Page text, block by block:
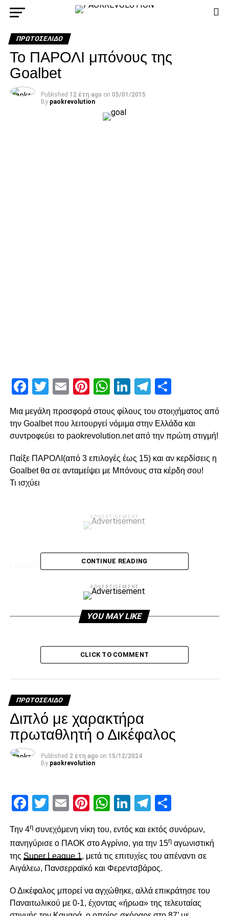
ΠΡΩΤΟΣΈΛΙΔΟ
Το ΠΑΡΟΛΙ μπόνους της
Goalbet
Published 12 έτη ago on 05/01/2015
By paokrevolution
Facebook
Twitter
EmailPinterest
WhatsApp
LinkedIn
Telegram
Μια μεγάλη προσφορά στους φίλους του στοιχήματος από
την Goalbet που λειτουργεί νόμιμα στην Ελλάδα και
συντροφεύει το paokrevolution.net από την πρώτη στιγμή!
Παίξε ΠΑΡΟΛΙ(από 3 επιλογές έως 15) και αν κερδίσεις η
Goalbet θα σε ανταμείψει με Μπόνους στα κέρδη σου!
Τι ισχύει
ADVERTISEMENT
• Ισχύει για όλες τις αθλητικές διοργανώσεις.
• Από 3 έως 15 επιλογές.
• ΔΕΝ υπάρχει ελάχιστη απόδοση.
συστήματα/ζητούμενα.
ADVERTISEMENT
• Αν έστω και μία επιλογή αναβληφεί/ακυρωθεί ή το
αποτέλεσμα είναι μονάδα, τότε η προσφορά παύει να
ισχύει.
(Παράδειγμα: Αν παιχτούν 14 αγώνες(Δεκατετραδες –
44%)
Ποσοστά Ανταμοιβής Μπόνους
Τριάδες 1%
Τετράδες 2%
Πεντάδες 4%
Εξάδες 9%
Εφτάδες 14%
Οχτάδες 19%
CONTINUE READING
ADVERTISEMENT
YOU MAY LIKE
CLICK TO COMMENT
ΠΡΩΤΟΣΈΛΙΔΟ
Διπλό με χαρακτήρα
πρωταθλητή ο Δικέφαλος
Published 2 έτη ago on 15/12/2024
By paokrevolution
Facebook
Twitter
EmailPinterest
WhatsApp
LinkedIn
Telegram
Την 4ησυνεχόμενη νίκη του, εντός και εκτός συνόρων,
πανηγύρισε ο ΠΑΟΚ στο Αγρίνιο, για την 15ηαγωνιστική
της Super League 1, μετά τις επιτυχίες του απέναντι σε
Αιγάλεω, Πανσερραϊκό και Φερεντσβάρος.
Ο Δικέφαλος μπορεί να αγχώθηκε, αλλά επικράτησε του
Παναιτωλικού με 0-1, έχοντας «ήρωα» της τελευταίας